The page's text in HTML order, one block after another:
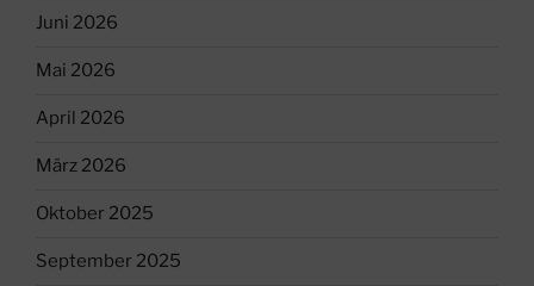
Juni 2026
Mai 2026
April 2026
März 2026
Oktober 2025
September 2025